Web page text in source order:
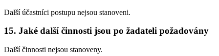
Další účastníci postupu nejsou stanoveni.
15. Jaké další činnosti jsou po žadateli požadovány
Další činnosti nejsou stanoveny.